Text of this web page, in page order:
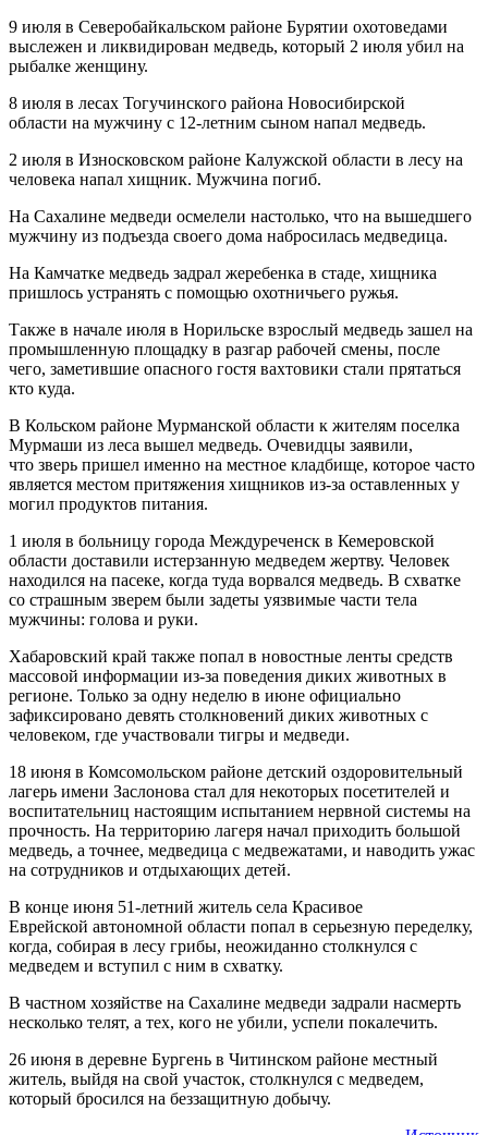
9 июля в Северобайкальском районе Бурятии охотоведами
выслежен и ликвидирован медведь, который 2 июля убил на
рыбалке женщину.
8 июля в лесах Тогучинского района Новосибирской
области на мужчину с 12-летним сыном напал медведь.
2 июля в Износковском районе Калужской области в лесу на
человека напал хищник. Мужчина погиб.
На Сахалине медведи осмелели настолько, что на вышедшего
мужчину из подъезда своего дома набросилась медведица.
На Камчатке медведь задрал жеребенка в стаде, хищника
пришлось устранять с помощью охотничьего ружья.
Также в начале июля в Норильске взрослый медведь зашел на
промышленную площадку в разгар рабочей смены, после
чего, заметившие опасного гостя вахтовики стали прятаться
кто куда.
В Кольском районе Мурманской области к жителям поселка
Мурмаши из леса вышел медведь. Очевидцы заявили,
что зверь пришел именно на местное кладбище, которое часто
является местом притяжения хищников из-за оставленных у
могил продуктов питания.
1 июля в больницу города Междуреченск в Кемеровской
области доставили истерзанную медведем жертву. Человек
находился на пасеке, когда туда ворвался медведь. В схватке
со страшным зверем были задеты уязвимые части тела
мужчины: голова и руки.
Хабаровский край также попал в новостные ленты средств
массовой информации из-за поведения диких животных в
регионе. Только за одну неделю в июне официально
зафиксировано девять столкновений диких животных с
человеком, где участвовали тигры и медведи.
18 июня в Комсомольском районе детский оздоровительный
лагерь имени Заслонова стал для некоторых посетителей и
воспитательниц настоящим испытанием нервной системы на
прочность. На территорию лагеря начал приходить большой
медведь, а точнее, медведица с медвежатами, и наводить ужас
на сотрудников и отдыхающих детей.
В конце июня 51-летний житель села Красивое
Еврейской автономной области попал в серьезную переделку,
когда, собирая в лесу грибы, неожиданно столкнулся с
медведем и вступил с ним в схватку.
В частном хозяйстве на Сахалине медведи задрали насмерть
несколько телят, а тех, кого не убили, успели покалечить.
26 июня в деревне Бургень в Читинском районе местный
житель, выйдя на свой участок, столкнулся с медведем,
который бросился на беззащитную добычу.